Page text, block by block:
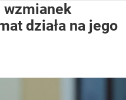
działa na jego